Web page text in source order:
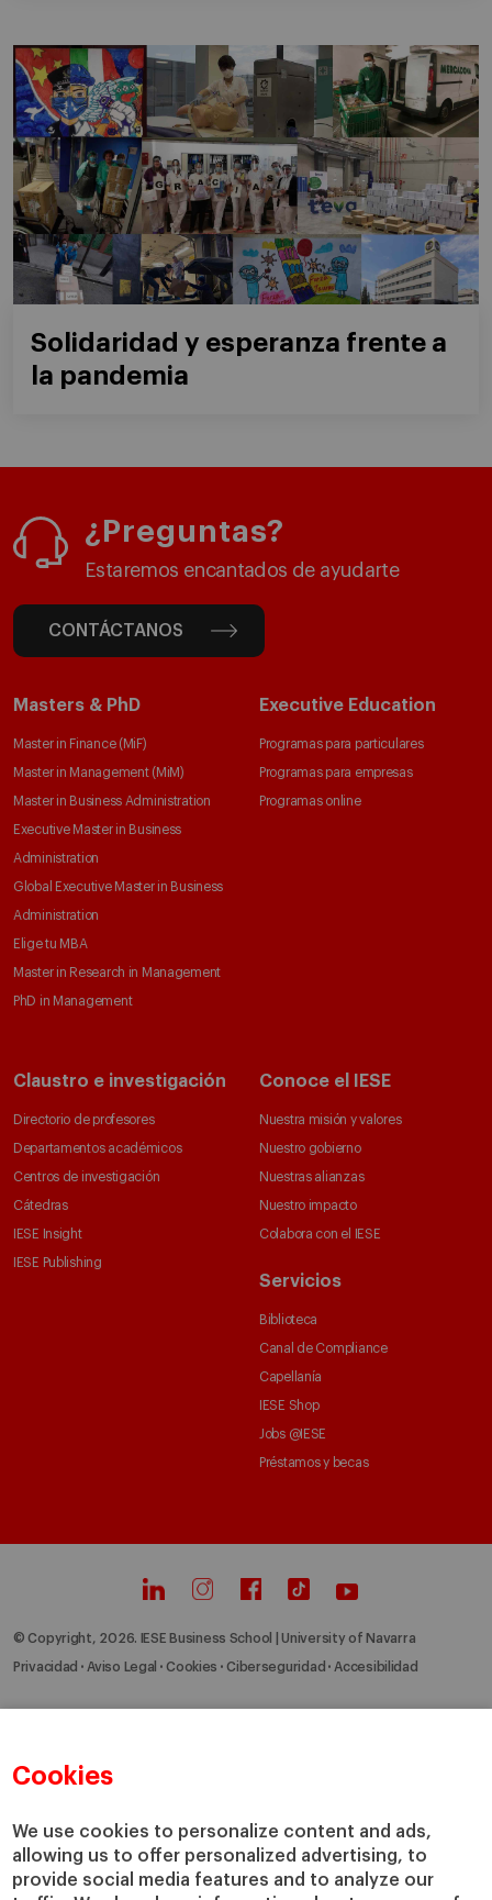
Cookies
We use cookies to personalize content and ads,
allowing us to offer personalized advertising, to
provide social media features and to analyze our
Solidaridad y esperanza frente a
la pandemia
¿Preguntas?
Estaremos encantados de ayudarte
CONTÁCTANOS
Masters & PhD
Master in Finance (MiF)
Master in Management (MiM)
Master in Business Administration
Executive Master in Business
Administration
Global Executive Master in Business
Administration
Elige tu MBA
Master in Research in Management
PhD in Management
Executive Education
Programas para particulares
Programas para empresas
Programas online
Claustro e investigación
Directorio de profesores
Departamentos académicos
Centros de investigación
Cátedras
IESE Insight
IESE Publishing
Conoce el IESE
Nuestra misión y valores
Nuestro gobierno
Nuestras alianzas
Nuestro impacto
Colabora con el IESE
Servicios
Biblioteca
Canal de Compliance
Capellanía
IESE Shop
Jobs @IESE
Préstamos y becas
© Copyright, 2026. IESE Business School | University of Navarra
Privacidad Aviso Legal Cookies Ciberseguridad Accesibilidad